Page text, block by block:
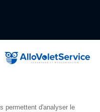
!
permettent d'analyser le